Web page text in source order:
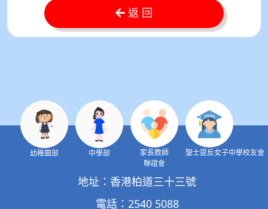
返 回
地址：香港柏道三十三號
電話：2540 5088
幼稚園部 中學部
家長教師
聯誼會
聖士提反女子中學校友會